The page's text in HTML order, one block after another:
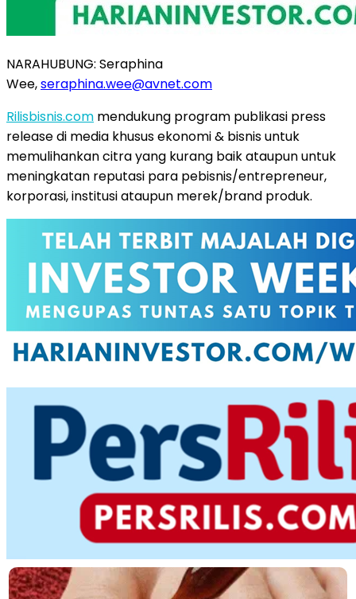
NARAHUBUNG: Seraphina
Wee,seraphina.wee@avnet.com
Rilisbisnis.com mendukung program publikasi press
release di media khusus ekonomi & bisnis untuk
memulihankan citra yang kurang baik ataupun untuk
meningkatan reputasi para pebisnis/entrepreneur,
korporasi, institusi ataupun merek/brand produk.